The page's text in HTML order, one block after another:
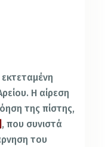
Η αίρεση
της πίστης,
, που συνιστά
του